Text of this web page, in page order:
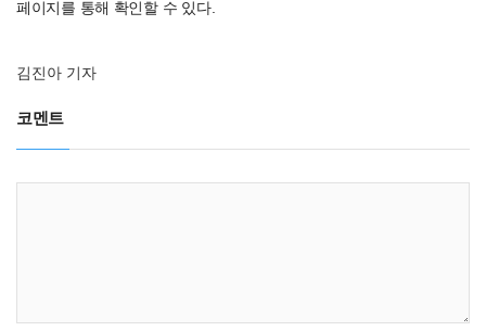
페이지를 통해 확인할 수 있다.
김진아 기자
코멘트